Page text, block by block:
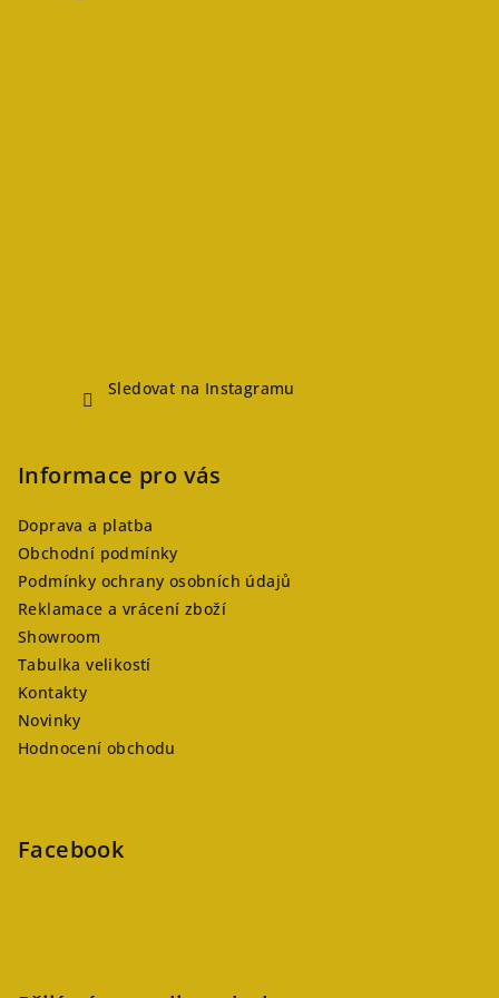
Sledovat na Instagramu
Informace pro vás
Doprava a platba
Obchodní podmínky
Podmínky ochrany osobních údajů
Reklamace a vrácení zboží
Showroom
Tabulka velikostí
Kontakty
Novinky
Hodnocení obchodu
Facebook